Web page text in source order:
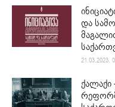
და
21.03.2023.